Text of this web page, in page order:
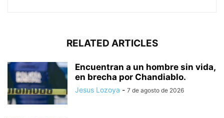
RELATED ARTICLES
Encuentran a un hombre sin vida,
en brecha por Chandiablo.
Jesus Lozoya - 7 de agosto de 2026